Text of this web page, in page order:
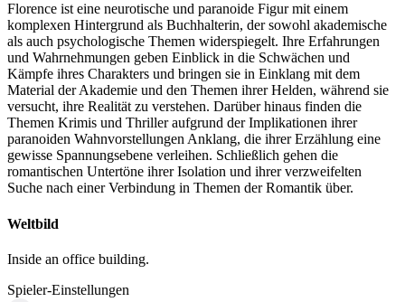
Florence ist eine neurotische und paranoide Figur mit einem
komplexen Hintergrund als Buchhalterin, der sowohl akademische
als auch psychologische Themen widerspiegelt. Ihre Erfahrungen
und Wahrnehmungen geben Einblick in die Schwächen und
Kämpfe ihres Charakters und bringen sie in Einklang mit dem
Material der Akademie und den Themen ihrer Helden, während sie
versucht, ihre Realität zu verstehen. Darüber hinaus finden die
Themen Krimis und Thriller aufgrund der Implikationen ihrer
paranoiden Wahnvorstellungen Anklang, die ihrer Erzählung eine
gewisse Spannungsebene verleihen. Schließlich gehen die
romantischen Untertöne ihrer Isolation und ihrer verzweifelten
Suche nach einer Verbindung in Themen der Romantik über.
Weltbild
Inside an office building.
Spieler-Einstellungen